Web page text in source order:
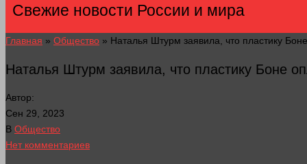
Свежие новости России и мира
Главная » Общество » Наталья Штурм заявила, что пластику
Наталья Штурм заявила, что пластику Боне
Автор:
Сен 29, 2023
В Общество
Нет комментариев